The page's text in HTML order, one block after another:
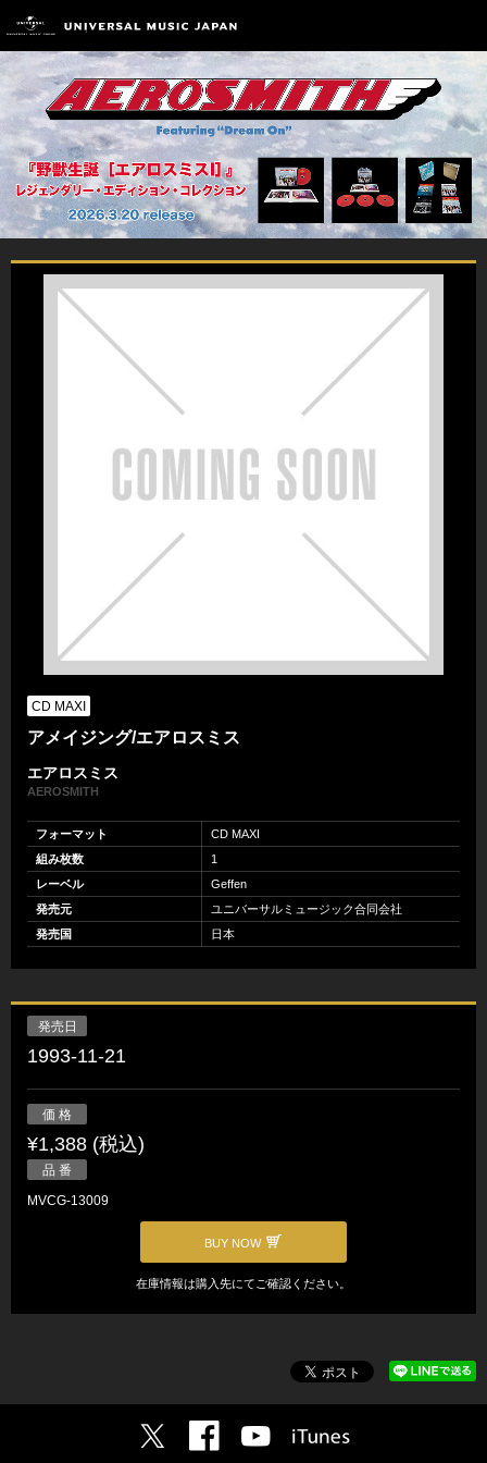
CD MAXI
アメイジング/エアロスミス
エアロスミス
AEROSMITH
フォーマット
CD MAXI
組み枚数
1
レーベル
Geffen
発売元
ユニバーサルミュージック合同会社
発売国
日本
発売日
1993-11-21
価 格
¥1,388 (税込)
品 番
MVCG-13009
BUY NOW
在庫情報は購入先にてご確認ください。